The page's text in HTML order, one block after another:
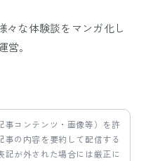
な体験談をマンガ化し
。
事コンテンツ・画像等）を許
の内容を要約して配信する
記が外された場合には厳正に